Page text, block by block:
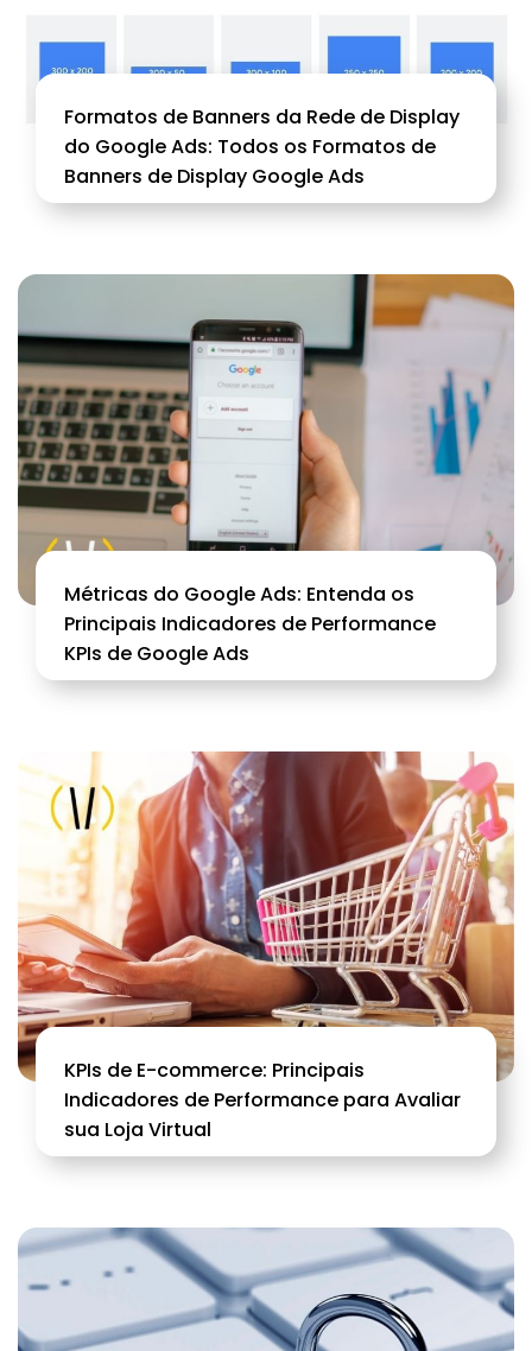
Formatos de Banners da Rede de Display
do Google Ads: Todos os Formatos de
Banners de Display Google Ads
Métricas do Google Ads: Entenda os
Principais Indicadores de Performance
KPIs de Google Ads
KPIs de E-commerce: Principais
Indicadores de Performance para Avaliar
sua Loja Virtual